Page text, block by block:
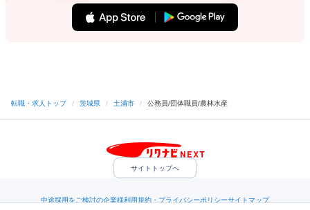
転職・求人トップ / 茨城県 / 土浦市 / 公務員/団体職員/農林水産
サイトトップへ
中途採用をご検討の企業様利用規約・プライバシーポリシーサイトマップ